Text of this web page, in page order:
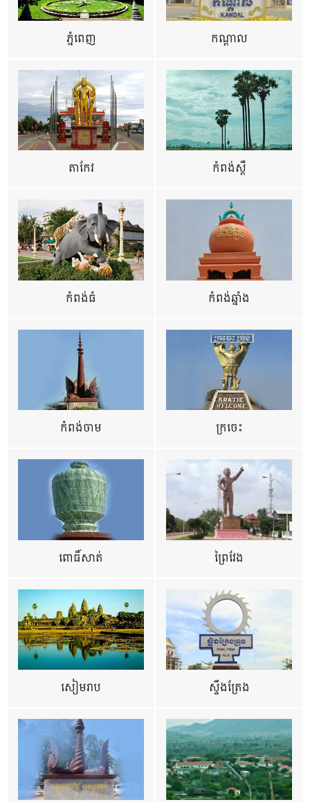
ភ្នំពេញ កណ្តាល
តាកែវ កំពង់ស្ពឺ
កំពង់ធំ កំពង់ឆ្នាំង
កំពង់ចាម ក្រចេះ
ពោធិ៍សាត់ ព្រៃវែង
សៀមរាប ស្ទឹងត្រែង